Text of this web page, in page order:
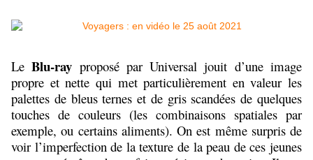
LeBlu-ray proposé par Universal jouit d’une image
propre et nette qui met particulièrement en valeur les
palettes de bleus ternes et de gris scandées de quelques
touches de couleurs (les combinaisons spatiales par
exemple, ou certains aliments). On est même surpris de
voir l’imperfection de la texture de la peau de ces jeunes